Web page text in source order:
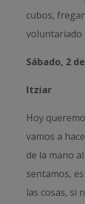
cubos,
voluntariado
Sábado, 2
Itziar
Hoy
vamos a
de la mano
sentamos,
las cosas, si